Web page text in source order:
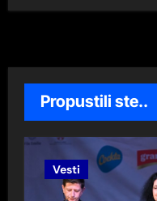
Propustili ste..
Vesti